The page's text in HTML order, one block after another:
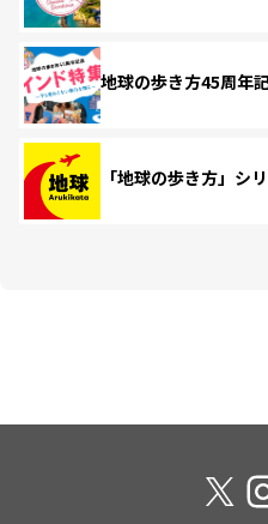
地球の歩き方45周年
「地球の歩き方」シ